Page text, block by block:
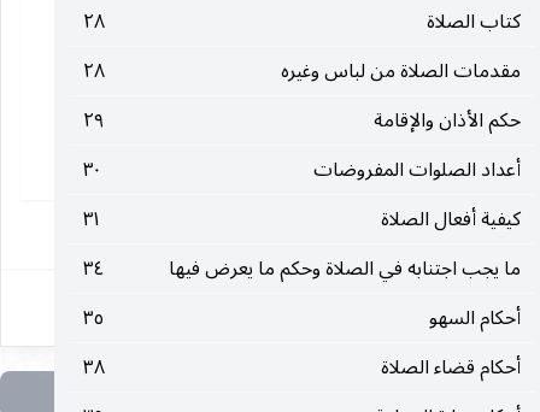
كتاب الصلاة
٢٨
مقدمات الصلاة من لباس وغيره
٢٨
حكم الأذان والإقامة
٢٩
أعداد الصلوات المفروضات
٣٠
كيفية أفعال الصلاة
٣١
ما يجب اجتنابه في الصلاة وحكم ما يعرض فيها
٣٤
أحكام السهو
٣٥
أحكام قضاء الصلاة
٣٨